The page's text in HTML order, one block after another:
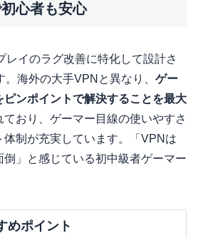
心者も安心
レイのラグ改善に特化して設計さ
海外の大手VPNと異なり、 ゲー
ピンポイントで解決することを最大
ており、ゲーマー目線の使いやすさ
体制が充実しています。「VPNは
」と感じている初中級者ゲーマー
めポイント